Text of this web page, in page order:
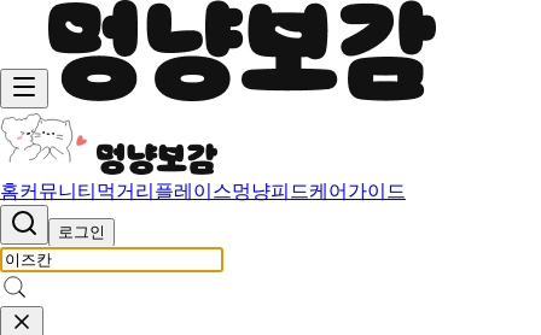
홈커뮤니티 먹거리 플레이스멍냥피드케어가이드
로그인